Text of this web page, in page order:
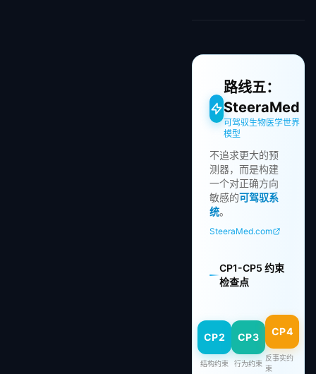
路线五：
SteeraMed
可驾驭生物医学世界
模型
不追求更大的预
测器，而是构建
一个对正确方向
敏感的可驾驭系
统。
SteeraMed.com
CP1-CP5 约束
检查点
CP2
结构约束
CP3
行为约束
CP4
反事实约
束